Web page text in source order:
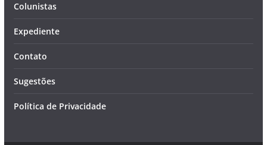
Colunistas
Expediente
Contato
Sugestões
Política de Privacidade